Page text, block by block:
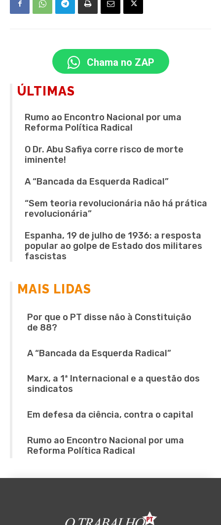
Chama no ZAP
ÚLTIMAS
Rumo ao Encontro Nacional por uma
Reforma Política Radical
O Dr. Abu Safiya corre risco de morte
iminente!
A “Bancada da Esquerda Radical”
“Sem teoria revolucionária não há prática
revolucionária”
Espanha, 19 de julho de 1936: a resposta
popular ao golpe de Estado dos militares
fascistas
MAIS LIDAS
Por que o PT disse não à Constituição
de 88?
A “Bancada da Esquerda Radical”
Marx, a 1ª Internacional e a questão dos
sindicatos
Em defesa da ciência, contra o capital
Rumo ao Encontro Nacional por uma
Reforma Política Radical